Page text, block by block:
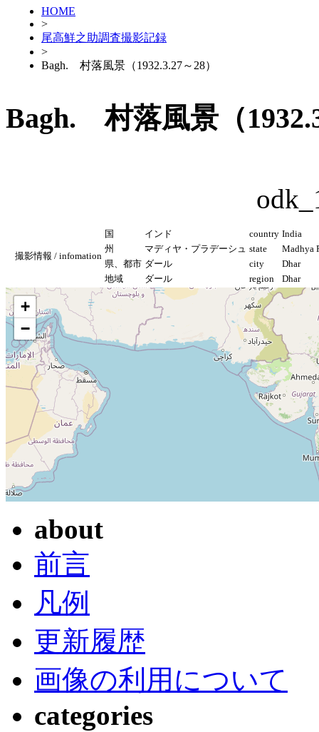
HOME
>
尾高鮮之助調査撮影記録
>
Bagh. 村落風景（1932.3.27～28）
Bagh. 村落風景（
撮影情報 / infomation
国 インド country India
州
マディヤ・プラデーシュ state
Madhya
県、都市 ダール city
Dhar
地域
ダール region Dhar
+
−
about
前言
凡例
更新履歴
画像の利用について
categories